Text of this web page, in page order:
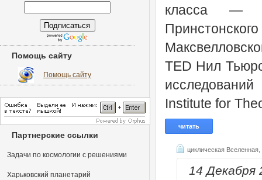
класса —
TED Нил
Institute for
читать
циклическая Вселенная,
14
Помощь сайту
Помощь сайту
Партнерские ссылки
Задачи по космологии с решениями
Харьковский планетарий